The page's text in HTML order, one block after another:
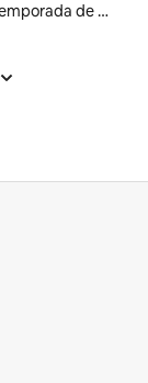
Aluguel por temporada de microcasas